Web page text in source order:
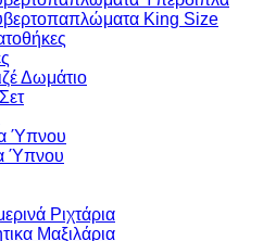
King Size
Δωμάτιο
Ύπνου
Ύπνου
Ριχτάρια
Μαξιλάρια